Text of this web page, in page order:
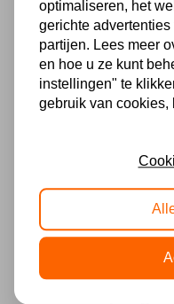
nadelen
Auto leasen
Inzicht in
Geen gedoe.U
rekeningen.
maandelijkse
inruilen of
geen
optimaliseren, het
gerichte
partijen. Lees meer
en hoe u ze kunt
instellingen" te
gebruik van cookies,